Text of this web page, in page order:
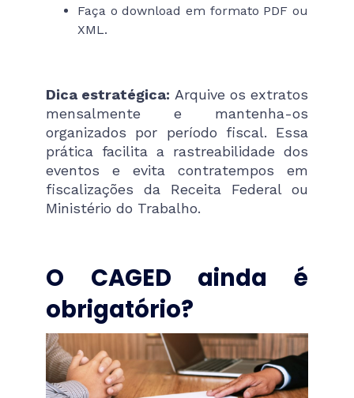
Faça o download em formato PDF ou
XML.
Dica estratégica: Arquive os extratos
mensalmente e mantenha-os
organizados por período fiscal. Essa
prática facilita a rastreabilidade dos
eventos e evita contratempos em
fiscalizações da Receita Federal ou
Ministério do Trabalho.
O CAGED ainda é
obrigatório?